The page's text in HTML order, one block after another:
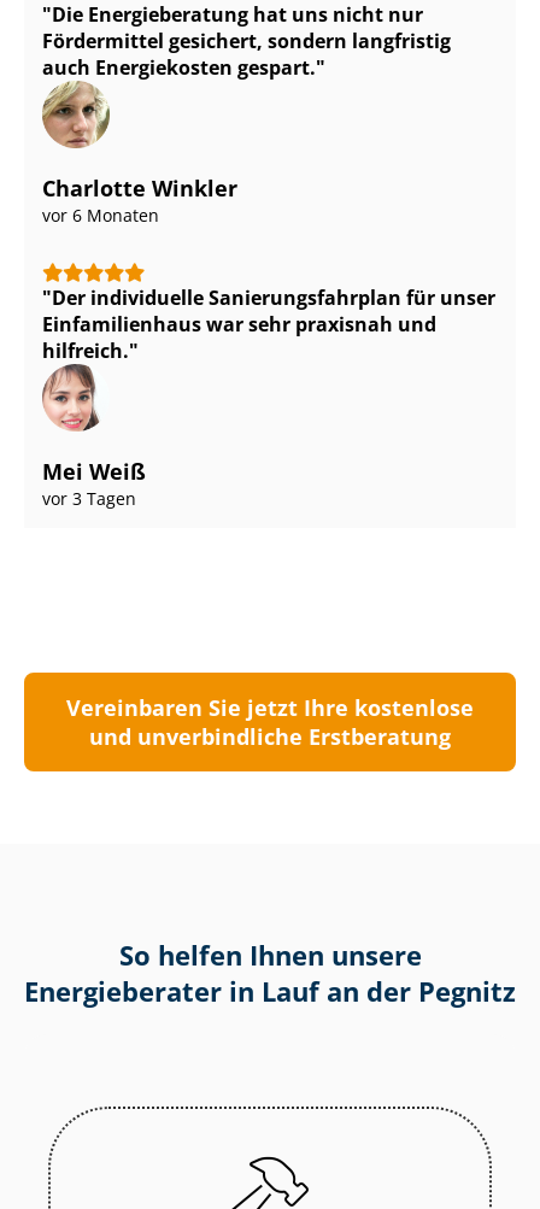
Die Energieberatung hat uns nicht nur
Fördermittel gesichert, sondern langfristig
auch Energiekosten gespart.
Charlotte Winkler
vor 6 Monaten
Der individuelle Sa­nie­rungs­fahr­plan für unser
Einfamilienhaus war sehr praxisnah und
hilfreich.
Mei Weiß
vor 3 Tagen
Vereinbaren Sie jetzt Ihre kostenlose
und unverbindliche Erstberatung
So helfen Ihnen unsere
Energieberater in Lauf an der Pegnitz